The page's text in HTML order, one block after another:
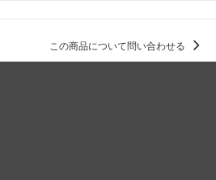
この商品について問い合わせる